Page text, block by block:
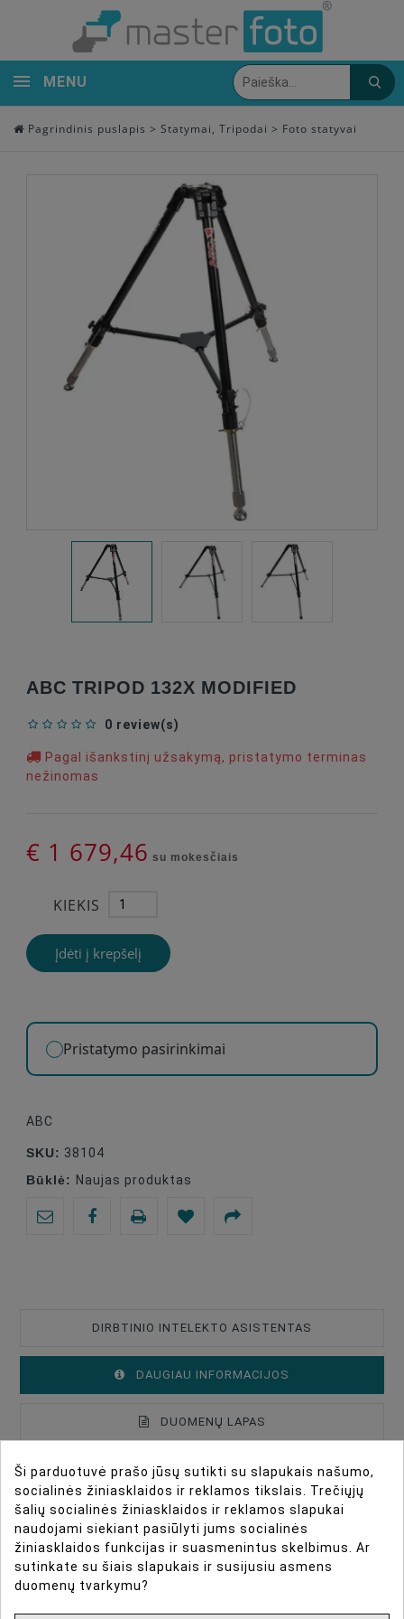
MENU
Pagrindinis puslapis > Statymai, Tripodai > Foto statyvai
ABC TRIPOD 132X MODIFIED
0 review(s)
Pagal išankstinį užsakymą, pristatymo terminas
nežinomas
€ 1 679,46 su mokesčiais
KIEKIS
Įdėti į krepšelį
Pristatymo pasirinkimai
ABC
SKU: 38104
Būklė: Naujas produktas
DIRBTINIO INTELEKTO ASISTENTAS
DAUGIAU INFORMACIJOS
DUOMENŲ LAPAS
ATSILIEPIMAI
Type Of Product Tripod Photo
Type Of Product Tripod Video
ABC Tripod Series
Ši parduotuvė prašo jūsų sutikti su slapukais našumo,
socialinės žiniasklaidos ir reklamos tikslais. Trečiųjų
šalių socialinės žiniasklaidos ir reklamos slapukai
naudojami siekiant pasiūlyti jums socialinės
žiniasklaidos funkcijas ir suasmenintus skelbimus. Ar
sutinkate su šiais slapukais ir susijusiu asmens
duomenų tvarkymu?